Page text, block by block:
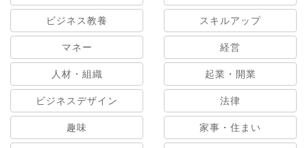
ビジネス教養 スキルアップ
マネー 経営
人材・組織 起業・開業
ビジネスデザイン 法律
趣味 家事・住まい